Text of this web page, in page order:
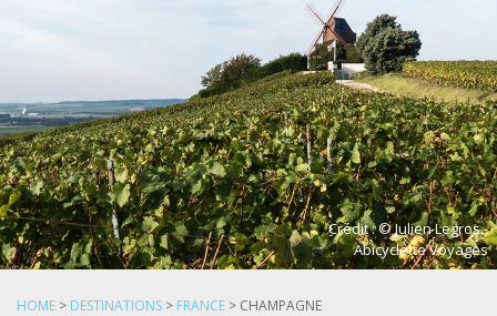
Crédit : © Julien Legros -
Abicyclette Voyages
HOME > DESTINATIONS > FRANCE > CHAMPAGNE